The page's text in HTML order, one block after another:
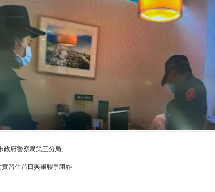
政府警察局第三分局
實習生首日與銀聯手阻詐